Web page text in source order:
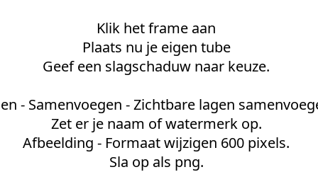
Klik het frame aan
Plaats nu je eigen tube
Geef een slagschaduw naar keuze.
- Samenvoegen - Zichtbare lagen
Zet er je naam of watermerk op.
Afbeelding - Formaat wijzigen 600 pixels.
Sla op als png.